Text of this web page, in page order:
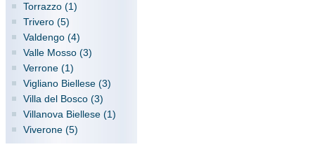
Torrazzo (1)
Trivero (5)
Valdengo (4)
Valle Mosso (3)
Verrone (1)
Vigliano Biellese (3)
Villa del Bosco (3)
Villanova Biellese (1)
Viverone (5)